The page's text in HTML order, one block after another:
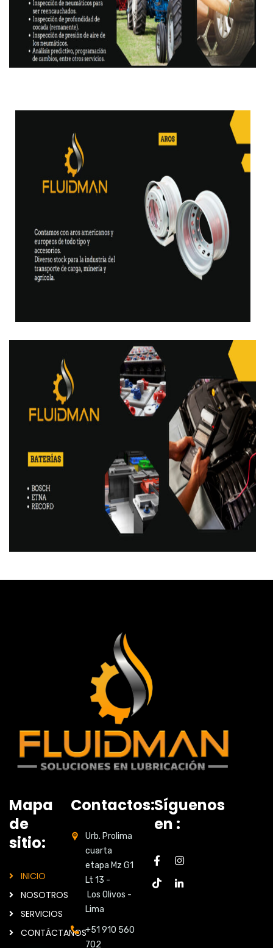
Mapa
de
sitio:
INICIO
NOSOTROS
SERVICIOS
CONTÁCTANOS
Contactos:
Urb. Prolima
cuarta
etapa Mz G1
Lt 13 -
Los Olivos -
Lima
+51 910 560
702
Síguenos
en :